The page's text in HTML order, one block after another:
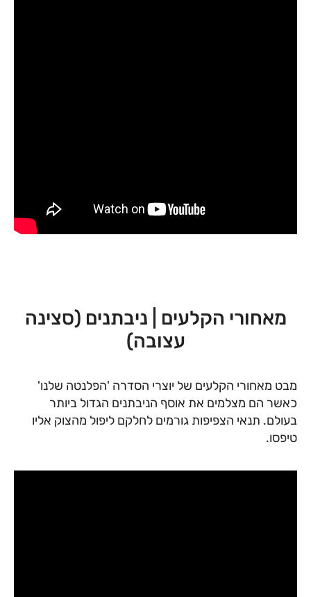
מאחורי הקלעים | ניבתנים (סצינה
עצובה)
מבט מאחורי הקלעים של יוצרי הסדרה 'הפלנטה שלנו'
כאשר הם מצלמים את אוסף הניבתנים הגדול ביותר
בעולם. תנאי הצפיפות גורמים לחלקם ליפול מהצוק אליו
טיפסו.